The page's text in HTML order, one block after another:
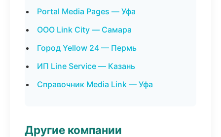
Portal Media Pages — Уфа
ООО Link City — Самара
Город Yellow 24 — Пермь
ИП Line Service — Казань
Справочник Media Link — Уфа
Другие компании